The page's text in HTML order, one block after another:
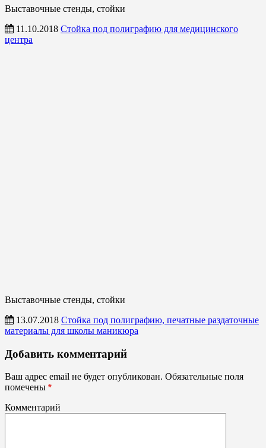
Выставочные стенды, стойки
11.10.2018 Стойка под полиграфию для медицинского
центра
Выставочные стенды, стойки
13.07.2018 Стойка под полиграфию, печатные раздаточные
материалы для школы маникюра
Выставочные
стенды,
стойки
Добавить комментарий
Ваш адрес email не будет опубликован. Обязательные поля
помечены *
Комментарий